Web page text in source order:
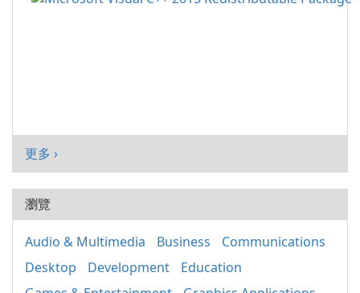
更多 ›
瀏覽
Audio & Multimedia Business
Communications
Desktop
Development
Education